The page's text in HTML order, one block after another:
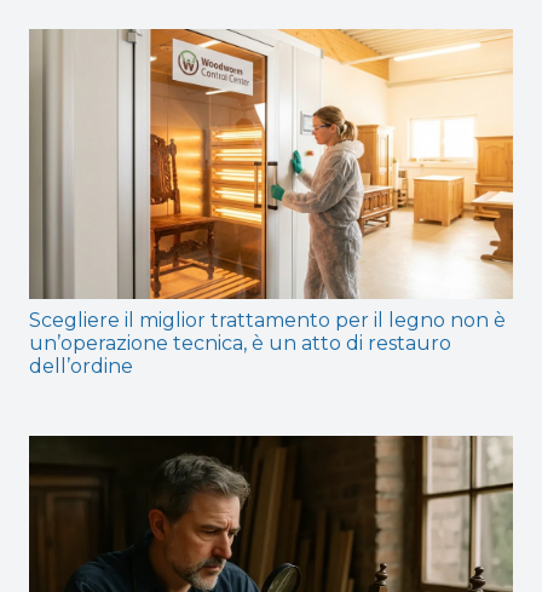
Scegliere il miglior trattamento per il legno non è
un’operazione tecnica, è un atto di restauro
dell’ordine